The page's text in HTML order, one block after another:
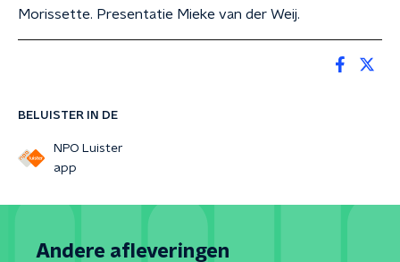
BELUISTER IN DE
NPO Luister
app
Morissette. Presentatie Mieke van der Weij.
Andere afleveringen